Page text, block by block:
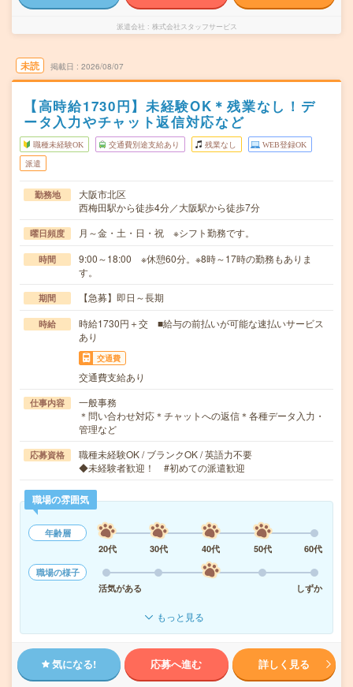
派遣会社 株式会社スタッフサービス
未読 掲載日 2026/08/07
【高時給1730円】未経験OK＊残業なし！デ
ータ入力やチャット返信対応など
職種未経験OK 交通費別途支給あり 残業なし WEB登録OK
派遣
勤務地
大阪市北区
西梅田駅から徒歩4分／大阪駅から徒歩7分
曜日頻度 月～金・土・日・祝 ※シフト勤務です。
時間
9:00～18:00 ※休憩60分。※8時～17時の勤務もありま
す。
期間 【急募】即日～長期
時給
時給1730円＋交 ■給与の前払いが可能な速払いサービス
あり
交通費
交通費支給あり
仕事内容
一般事務
＊問い合わせ対応＊チャットへの返信＊各種データ入力・
管理など
応募資格
職種未経験OK / ブランクOK / 英語力不要
◆未経験者歓迎！ #初めての派遣歓迎
職場の雰囲気
年齢層
20代
30代 40代 50代
60代
職場の様子
活気がある
しずか
もっと見る
気になる! 応募へ進む 詳しく見る